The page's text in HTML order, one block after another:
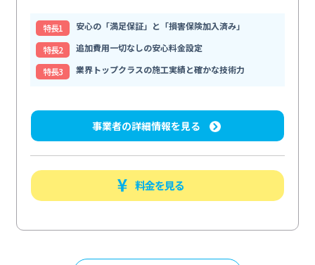
特⻑1
安心の「満足保証」と「損害保険加入済み」
特⻑2
追加費用一切なしの安心料金設定
特⻑3
業界トップクラスの施工実績と確かな技術力
事業者の詳細情報を見る
料金を見る